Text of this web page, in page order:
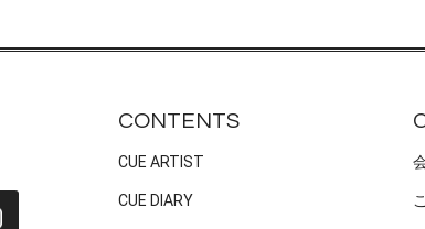
CONTENTS
CUE ARTIST
CUE DIARY